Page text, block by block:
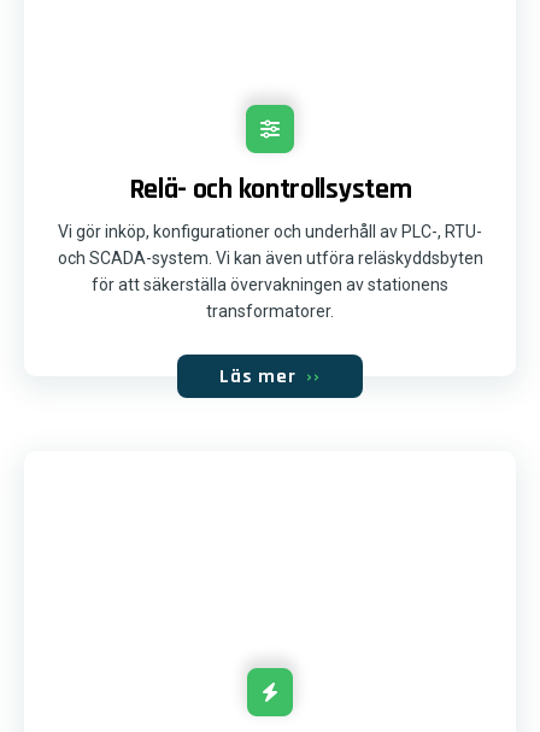
Relä- och kontrollsystem
Vi gör inköp, konfigurationer och underhåll av PLC-, RTU-
och SCADA-system. Vi kan även utföra reläskyddsbyten
för att säkerställa övervakningen av stationens
transformatorer.
Läs mer ››